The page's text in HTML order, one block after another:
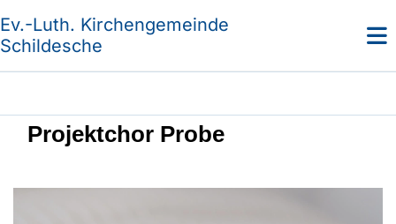
Ev.-Luth. Kirchengemeinde
Schildesche
Projektchor Probe